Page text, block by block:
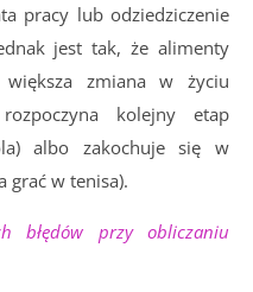
pracy lub odziedziczenie
jest tak, że alimenty
większa zmiana w życiu
kolejny etap
albo zakochuje się w
grać w tenisa).
błędów przy obliczaniu